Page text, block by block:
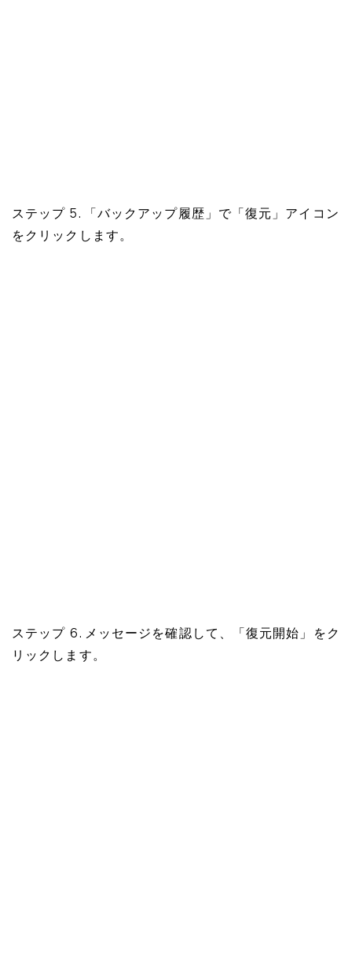
ステップ 5. 「バックアップ履歴」で「復元」アイコン
をクリックします。
ステップ 6. メッセージを確認して、「復元開始」をク
リックします。